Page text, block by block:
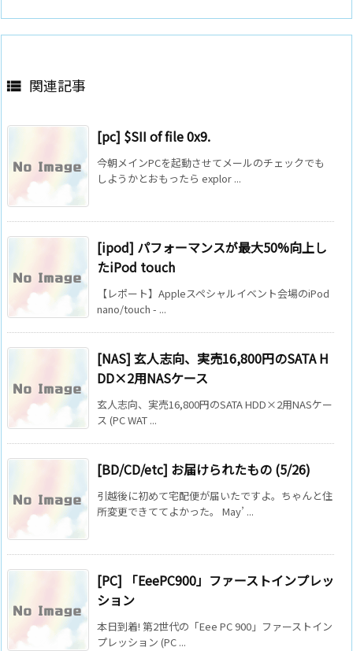
 関連記事
[pc] $SII of file 0x9.
今朝メインPCを起動させてメールのチェックでも
しようかとおもったら explor ...
[ipod] パフォーマンスが最大50%向上し
たiPod touch
【レポート】Appleスペシャルイベント会場のiPod
nano/touch - ...
[NAS] 玄人志向、実売16,800円のSATA H
DD×2用NASケース
玄人志向、実売16,800円のSATA HDD×2用NASケー
ス (PC WAT ...
[BD/CD/etc] お届けられたもの (5/26)
引越後に初めて宅配便が届いたですよ。ちゃんと住
所変更できててよかった。 May’ ...
[PC] 「EeePC900」ファーストインプレッ
ション
本日到着! 第2世代の「Eee PC 900」ファーストイン
プレッション (PC ...